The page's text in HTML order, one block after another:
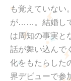
も覚えていない
が……。結婚し
は周知の事実と
話が舞い込んで
化をもたらした
界デビューで参